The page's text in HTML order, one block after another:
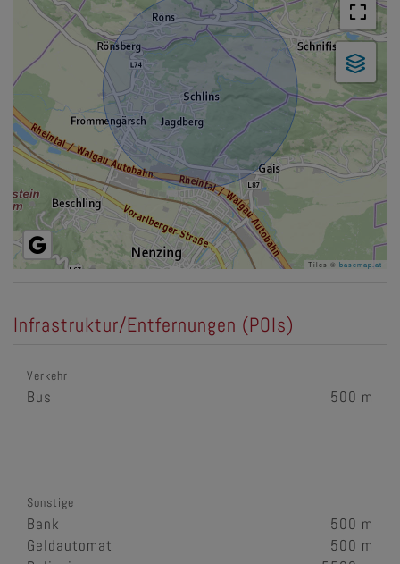
Tiles © basemap.at
Infrastruktur/Entfernungen (POIs)
Verkehr
Bus 500 m
Sonstige
Bank
500 m
Geldautomat
500 m